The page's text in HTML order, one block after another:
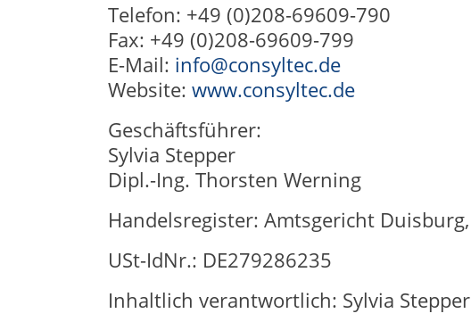
Telefon: +49 (0)208-69609-790
Fax: +49 (0)208-69609-799
E-Mail: info@consyltec.de
Website: www.consyltec.de
Geschäftsführer:
Sylvia Stepper
Dipl.-Ing. Thorsten Werning
Handelsregister: Amtsgericht
USt-IdNr.: DE279286235
Inhaltlich verantwortlich: Sylvia Stepper